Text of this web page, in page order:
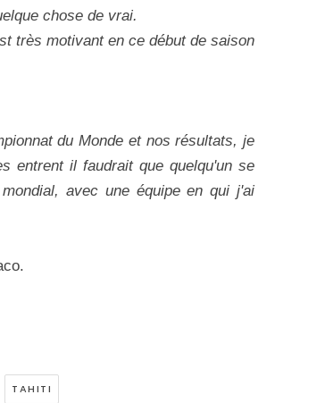
chose de vrai.
très motivant en ce début de saison
du Monde et nos résultats, je
entrent il faudrait que quelqu'un se
avec une équipe en qui j'ai
TAHITI